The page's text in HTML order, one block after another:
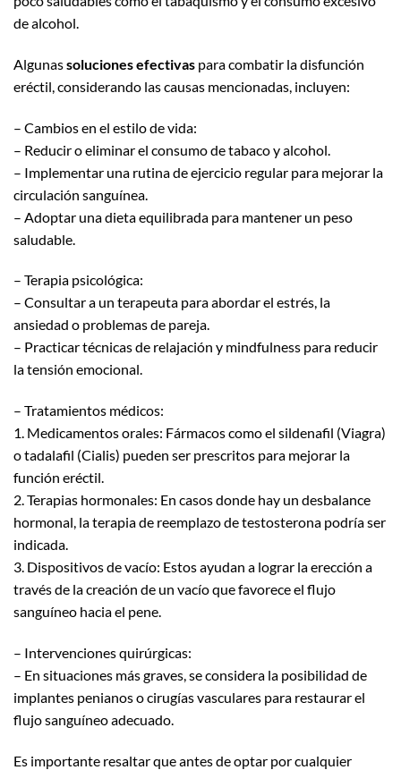
de alcohol.
Algunassoluciones efectivas para combatir la disfunción
eréctil, considerando las causas mencionadas, incluyen:
– Cambios en el estilo de vida:
– Reducir o eliminar el consumo de tabaco y alcohol.
– Implementar una rutina de ejercicio regular para mejorar la
circulación sanguínea.
– Adoptar una dieta equilibrada para mantener un peso
saludable.
– Terapia psicológica:
– Consultar a un terapeuta para abordar el estrés, la
ansiedad o problemas de pareja.
– Practicar técnicas de relajación y mindfulness para reducir
la tensión emocional.
– Tratamientos médicos:
1. Medicamentos orales: Fármacos como el sildenafil (Viagra)
o tadalafil (Cialis) pueden ser prescritos para mejorar la
función eréctil.
2. Terapias hormonales: En casos donde hay un desbalance
hormonal, la terapia de reemplazo de testosterona podría ser
indicada.
3. Dispositivos de vacío: Estos ayudan a lograr la erección a
través de la creación de un vacío que favorece el flujo
sanguíneo hacia el pene.
– Intervenciones quirúrgicas:
– En situaciones más graves, se considera la posibilidad de
implantes penianos o cirugías vasculares para restaurar el
flujo sanguíneo adecuado.
Es importante resaltar que antes de optar por cualquier